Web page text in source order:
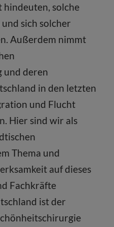
solche
sich solcher
Außerdem nimmt
und deren
in den letzten
und Flucht
Hier sind wir als
Thema und
auf dieses
Fachkräfte
ist der